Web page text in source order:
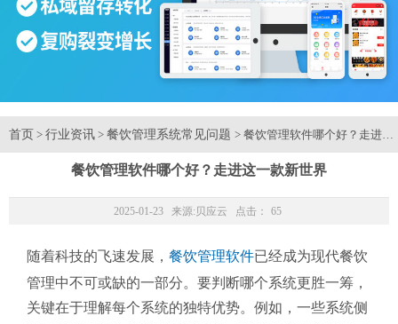
首页 > 行业资讯 > 餐饮管理系统常见问题 > 餐饮管理软件哪个好？走进这
餐饮管理软件哪个好？走进这一款新世界
2025-01-23 来源: 贝应云 点击： 65
随着科技的飞速发展， 餐饮管理软件已经成为现代餐饮
管理中不可或缺的一部分。要判断哪个系统更胜一筹，
关键在于理解每个系统的独特优势。例如，一些系统侧